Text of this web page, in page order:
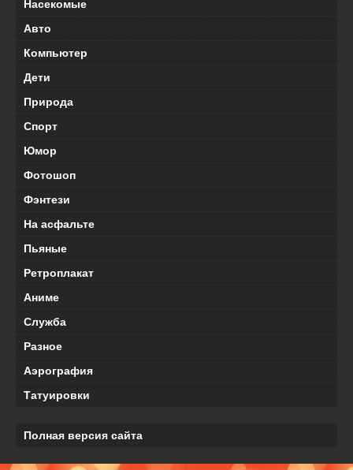
Насекомые
Авто
Компьютер
Дети
Природа
Спорт
Юмор
Фотошоп
Фэнтези
На асфальте
Пьяные
Ретроплакат
Аниме
Служба
Разное
Аэрография
Татуировки
Полная версия сайта